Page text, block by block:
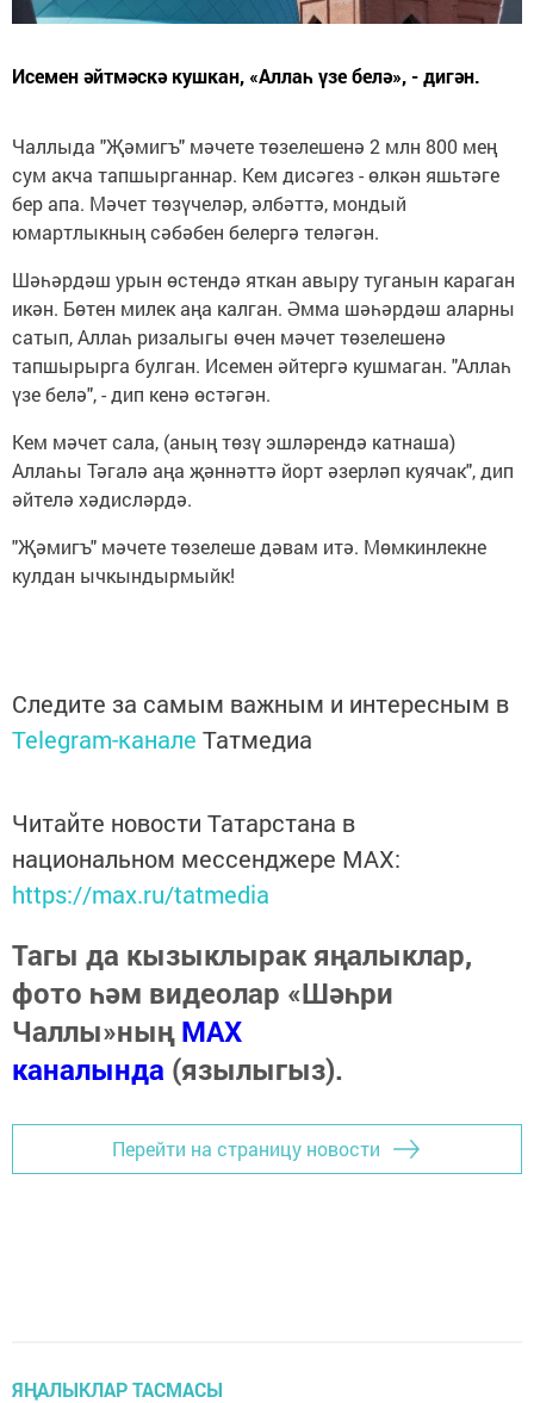
Исемен әйтмәскә кушкан, «Аллаһ үзе белә», - дигән.
Чаллыда "Җәмигъ" мәчете төзелешенә 2 млн 800 мең
сум акча тапшырганнар. Кем дисәгез - өлкән яшьтәге
бер апа. Мәчет төзүчеләр, әлбәттә, мондый
юмартлыкның сәбәбен белергә теләгән.
Шәһәрдәш урын өстендә яткан авыру туганын караган
икән. Бөтен милек аңа калган. Әмма шәһәрдәш аларны
сатып, Аллаһ ризалыгы өчен мәчет төзелешенә
тапшырырга булган. Исемен әйтергә кушмаган. "Аллаһ
үзе белә", - дип кенә өстәгән.
Кем мәчет сала, (аның төзү эшләрендә катнаша)
Аллаһы Тәгалә аңа җәннәттә йорт әзерләп куячак", дип
әйтелә хәдисләрдә.
"Җәмигъ" мәчете төзелеше дәвам итә. Мөмкинлекне
кулдан ычкындырмыйк!
Следите за самым важным и интересным в
Telegram-канале Татмедиа
Читайте новости Татарстана в
национальном мессенджере MАХ:
https://max.ru/tatmedia
Тагы да кызыклырак яңалыклар,
фото һәм видеолар «Шәһри
Чаллы»ныңMAX
каналында (язылыгыз).
Перейти на страницу новости
ЯҢАЛЫКЛАР ТАСМАСЫ